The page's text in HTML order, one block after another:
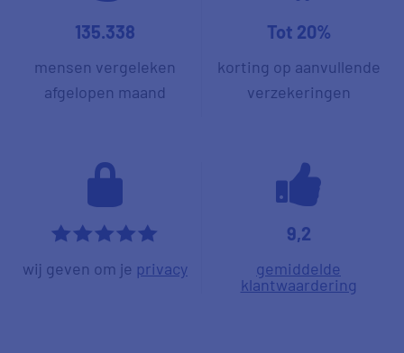
135.338
mensen vergeleken
afgelopen maand
Tot 20%
korting op aanvullende
verzekeringen
*****
wij geven om je privacy
9,2
gemiddelde
klantwaardering